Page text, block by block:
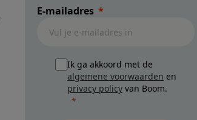
E-mailadres
Ik ga akkoord met de
algemene voorwaarden en
privacy policy van Boom.